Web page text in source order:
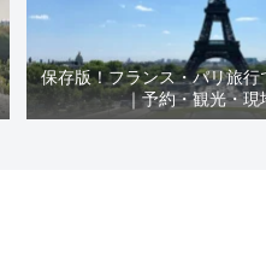
保存版！フランス・パリ旅
｜予約・観光・現